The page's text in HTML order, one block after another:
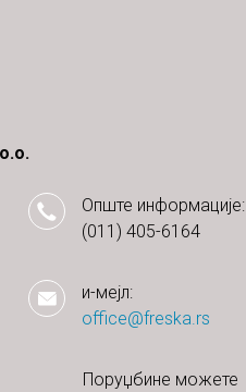
Опште информације:
(011) 405-6164
и-мејл:
office@freska.rs
Поруџбине можете